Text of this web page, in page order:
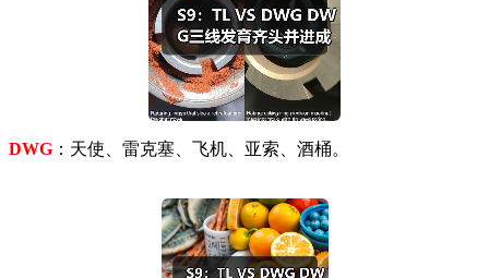
DWG ：天使、雷克塞、飞机、亚索、酒桶。